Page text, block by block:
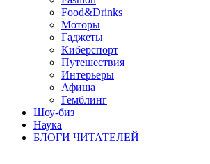
Food&Drinks
Моторы
Гаджеты
Киберспорт
Путешествия
Интерьеры
Афиша
Гемблинг
Шоу-биз
Наука
БЛОГИ ЧИТАТЕЛЕЙ